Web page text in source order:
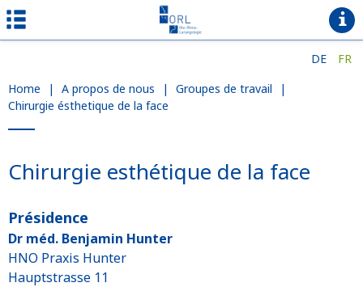
DE
FR
Home
| A propos de nous | Groupes de travail
|
Chirurgie ésthetique de la face
Chirurgie esthétique de la face
Présidence
Dr méd. Benjamin Hunter
HNO Praxis Hunter
Hauptstrasse 11